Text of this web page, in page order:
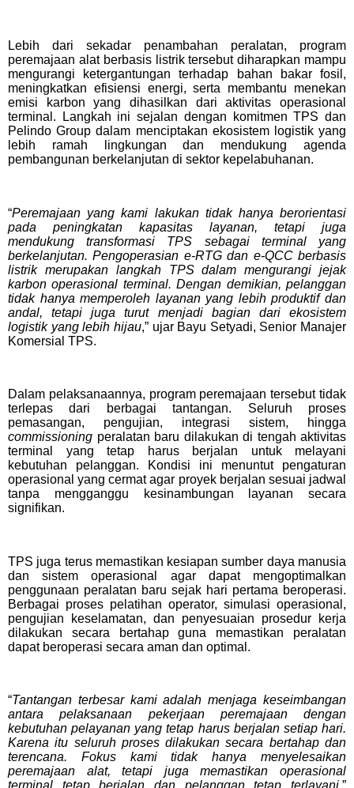
Lebih dari sekadar penambahan peralatan, program
peremajaan alat berbasis listrik tersebut diharapkan mampu
mengurangi ketergantungan terhadap bahan bakar fosil,
meningkatkan efisiensi energi, serta membantu menekan
emisi karbon yang dihasilkan dari aktivitas operasional
terminal. Langkah ini sejalan dengan komitmen TPS dan
Pelindo Group dalam menciptakan ekosistem logistik yang
lebih ramah lingkungan dan mendukung agenda
pembangunan berkelanjutan di sektor kepelabuhanan.
“Peremajaan yang kami lakukan tidak hanya berorientasi
pada peningkatan kapasitas layanan, tetapi juga
mendukung transformasi TPS sebagai terminal yang
berkelanjutan. Pengoperasian e-RTG dan e-QCC berbasis
listrik merupakan langkah TPS dalam mengurangi jejak
karbon operasional terminal. Dengan demikian, pelanggan
tidak hanya memperoleh layanan yang lebih produktif dan
andal, tetapi juga turut menjadi bagian dari ekosistem
logistik yang lebih hijau,” ujar Bayu Setyadi, Senior Manajer
Komersial TPS.
Dalam pelaksanaannya, program peremajaan tersebut tidak
terlepas dari berbagai tantangan. Seluruh proses
pemasangan, pengujian, integrasi sistem, hingga
commissioning peralatan baru dilakukan di tengah aktivitas
terminal yang tetap harus berjalan untuk melayani
kebutuhan pelanggan. Kondisi ini menuntut pengaturan
operasional yang cermat agar proyek berjalan sesuai jadwal
tanpa mengganggu kesinambungan layanan secara
signifikan.
TPS juga terus memastikan kesiapan sumber daya manusia
dan sistem operasional agar dapat mengoptimalkan
penggunaan peralatan baru sejak hari pertama beroperasi.
Berbagai proses pelatihan operator, simulasi operasional,
pengujian keselamatan, dan penyesuaian prosedur kerja
dilakukan secara bertahap guna memastikan peralatan
dapat beroperasi secara aman dan optimal.
“Tantangan terbesar kami adalah menjaga keseimbangan
antara pelaksanaan pekerjaan peremajaan dengan
kebutuhan pelayanan yang tetap harus berjalan setiap hari.
Karena itu seluruh proses dilakukan secara bertahap dan
terencana. Fokus kami tidak hanya menyelesaikan
peremajaan alat, tetapi juga memastikan operasional